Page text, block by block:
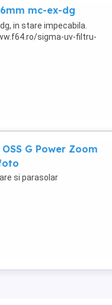
mc-ex-dg
in stare impecabila.
sigma-uv-filtru-
G Power Zoom
si parasolar